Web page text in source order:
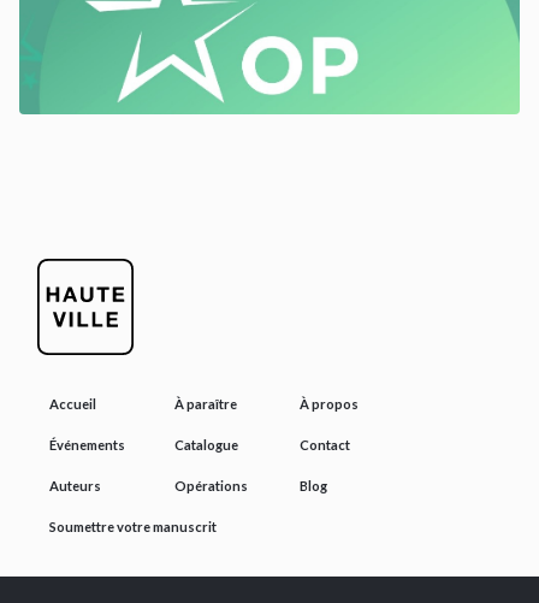
Accueil À paraître À propos
Événements Catalogue Contact
Auteurs Opérations Blog
Soumettre votre manuscrit